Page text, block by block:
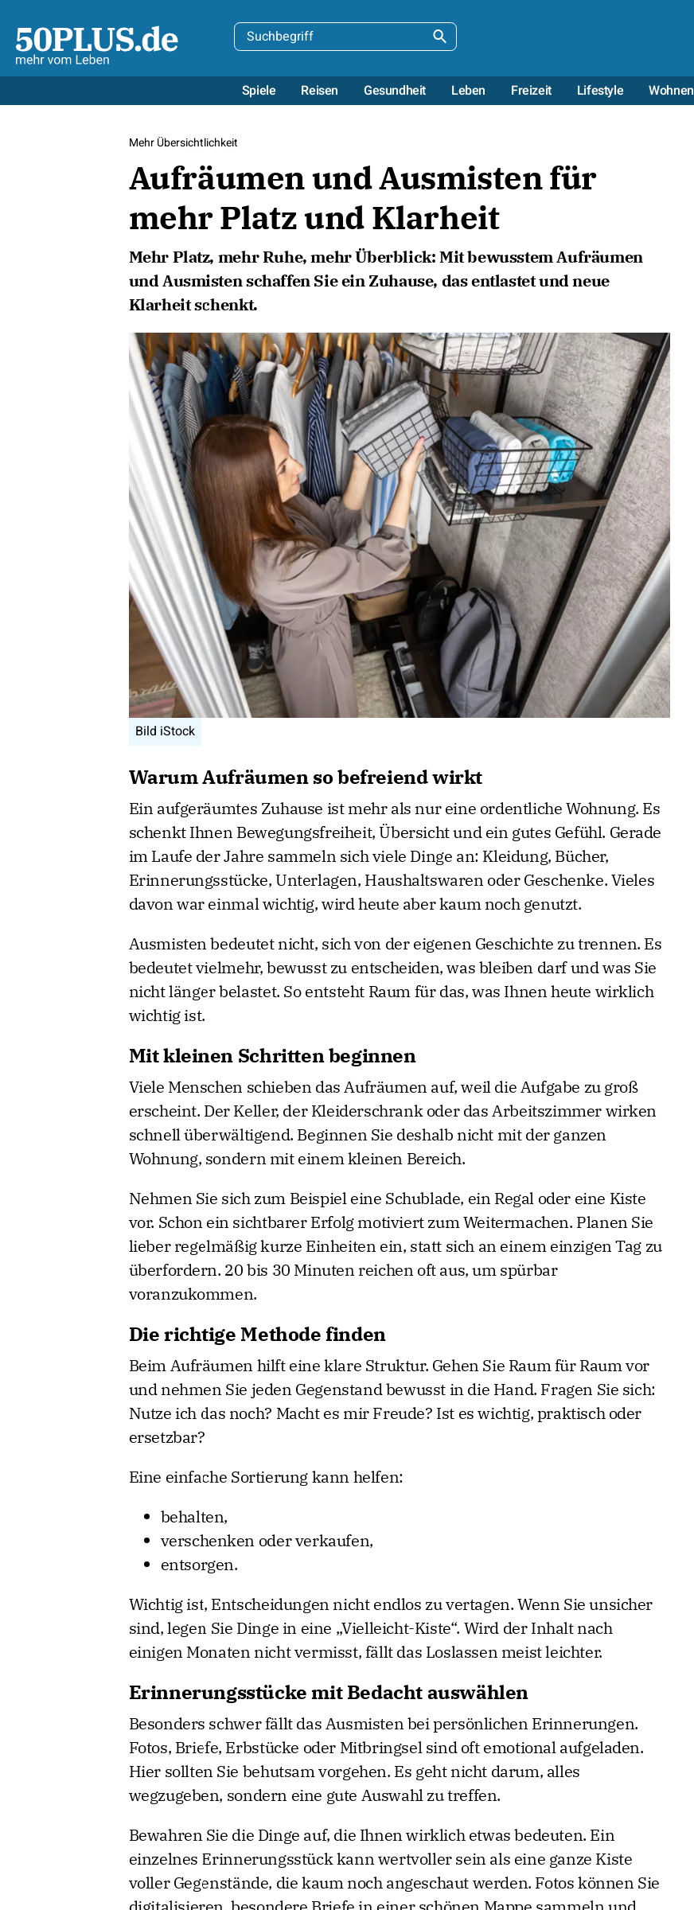
Spiele
Reisen Gesundheit Leben Freizeit Lifestyle Wohnen
Mehr Übersichtlichkeit
Aufräumen und Ausmisten für
mehr Platz und Klarheit
Mehr Platz, mehr Ruhe, mehr Überblick: Mit bewusstem Aufräumen
und Ausmisten schaffen Sie ein Zuhause, das entlastet und neue
Klarheit schenkt.
Bild iStock
Warum Aufräumen so befreiend wirkt
Ein aufgeräumtes Zuhause ist mehr als nur eine ordentliche Wohnung. Es
schenkt Ihnen Bewegungsfreiheit, Übersicht und ein gutes Gefühl. Gerade
im Laufe der Jahre sammeln sich viele Dinge an: Kleidung, Bücher,
Erinnerungsstücke, Unterlagen, Haushaltswaren oder Geschenke. Vieles
davon war einmal wichtig, wird heute aber kaum noch genutzt.
Ausmisten bedeutet nicht, sich von der eigenen Geschichte zu trennen. Es
bedeutet vielmehr, bewusst zu entscheiden, was bleiben darf und was Sie
nicht länger belastet. So entsteht Raum für das, was Ihnen heute wirklich
wichtig ist.
Mit kleinen Schritten beginnen
Viele Menschen schieben das Aufräumen auf, weil die Aufgabe zu groß
erscheint. Der Keller, der Kleiderschrank oder das Arbeitszimmer wirken
schnell überwältigend. Beginnen Sie deshalb nicht mit der ganzen
Wohnung, sondern mit einem kleinen Bereich.
Nehmen Sie sich zum Beispiel eine Schublade, ein Regal oder eine Kiste
vor. Schon ein sichtbarer Erfolg motiviert zum Weitermachen. Planen Sie
lieber regelmäßig kurze Einheiten ein, statt sich an einem einzigen Tag zu
überfordern. 20 bis 30 Minuten reichen oft aus, um spürbar
voranzukommen.
Die richtige Methode finden
Beim Aufräumen hilft eine klare Struktur. Gehen Sie Raum für Raum vor
und nehmen Sie jeden Gegenstand bewusst in die Hand. Fragen Sie sich:
Nutze ich das noch? Macht es mir Freude? Ist es wichtig, praktisch oder
ersetzbar?
Eine einfache Sortierung kann helfen:
behalten,
verschenken oder verkaufen,
entsorgen.
Wichtig ist, Entscheidungen nicht endlos zu vertagen. Wenn Sie unsicher
sind, legen Sie Dinge in eine „Vielleicht-Kiste“. Wird der Inhalt nach
einigen Monaten nicht vermisst, fällt das Loslassen meist leichter.
Erinnerungsstücke mit Bedacht auswählen
Besonders schwer fällt das Ausmisten bei persönlichen Erinnerungen.
Fotos, Briefe, Erbstücke oder Mitbringsel sind oft emotional aufgeladen.
Hier sollten Sie behutsam vorgehen. Es geht nicht darum, alles
wegzugeben, sondern eine gute Auswahl zu treffen.
Bewahren Sie die Dinge auf, die Ihnen wirklich etwas bedeuten. Ein
einzelnes Erinnerungsstück kann wertvoller sein als eine ganze Kiste
voller Gegenstände, die kaum noch angeschaut werden. Fotos können Sie